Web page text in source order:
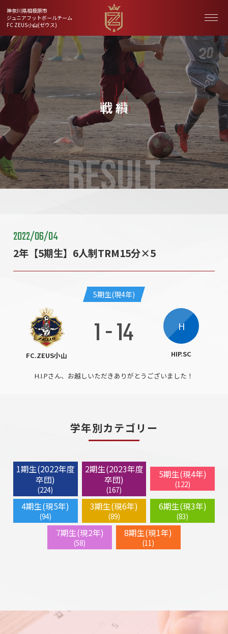
神奈川県相模原市
ジュニアフットボールチーム
FC ZEUS小山(ゼウス)
戦 績
RESULT
2022/06/04
2年【5期生】6人制TRM15分×5
5期生(現4年)
FC.ZEUS小山
1-14 H
HIP.SC
H.I.Pさん、お越しいただきありがとうございました！
学年別カテゴリー
1期生(2022年度
卒団)
(224)
2期生(2023年度
卒団)
(167)
5期生(現4年)
(122)
4期生(現5年)
(94)
3期生(現6年)
(89)
6期生(現3年)
(83)
7期生(現2年)
(58)
8期生(現1年)
(11)